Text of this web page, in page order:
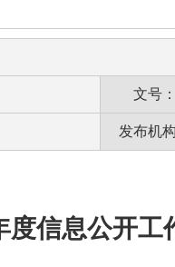
文号：
发布机构
度信息公开工